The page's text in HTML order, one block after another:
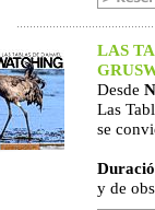
LAS
Desde
Las
se
y de